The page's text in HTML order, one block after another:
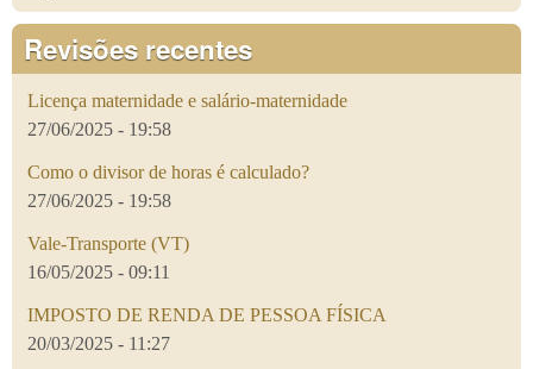
Revisões recentes
Licença maternidade e salário-maternidade
27/06/2025 - 19:58
Como o divisor de horas é calculado?
27/06/2025 - 19:58
Vale-Transporte (VT)
16/05/2025 - 09:11
IMPOSTO DE RENDA DE PESSOA FÍSICA
20/03/2025 - 11:27